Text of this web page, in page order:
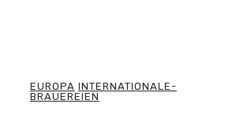
EUROPA INTERNATIONALE-
BRAUEREIEN